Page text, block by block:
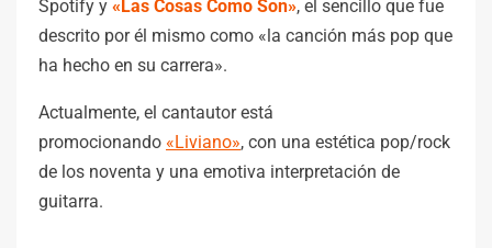
Spotify y «Las Cosas Como Son», el sencillo que fue
descrito por él mismo como «la canción más pop que
ha hecho en su carrera».
Actualmente, el cantautor está
promocionando «Liviano», con una estética pop/rock
de los noventa y una emotiva interpretación de
guitarra.